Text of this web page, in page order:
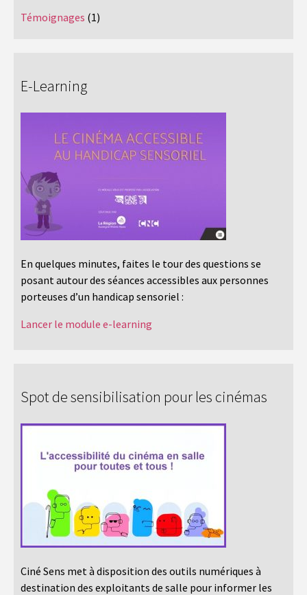
Témoignages (1)
E-Learning
En quelques minutes, faites le tour des questions se
posant autour des séances accessibles aux personnes
porteuses d’un handicap sensoriel :
Lancer le module e-learning
Spot de sensibilisation pour les cinémas
Ciné Sens met à disposition des outils numériques à
destination des exploitants de salle pour informer les